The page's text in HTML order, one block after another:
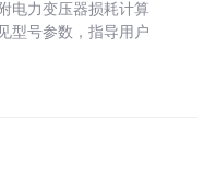
电力变压器损耗计算
型号参数，指导用户